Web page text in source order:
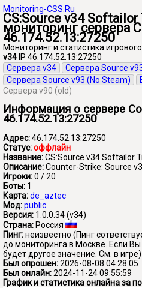
Monitoring-CSS.Ru
CS:Source v34 Softailor
мониторинг сервера
46.174.52.13:27250
Мониторинг и статистика
v34 IP 46.174.52.13:27250
Сервера v34
Сервера Source
Сервера Source v93 (No Steam)
Сервера v90 (old)
Информация о сервере
46.174.52.13:27250
Адрес:46.174.52.13:27250
Статус:оффлайн
Название:CS:Source v34 Softailor
Описание:Counter-Strike: Source
Игроки:0 / 20
Боты: 1
Карта:de_aztec
Мод:public
Версия: 1.0.0.34 (v34)
Страна: Россия
Пинг:неизвестно (Пинг
до мониторинга в Москве. Если Вы
будет другое значение. См. в игре)
Был опрошен:2026-08-08 04:28:05
Был онлайн:2024-11-24 09:55:59
График и статистика онлайна за